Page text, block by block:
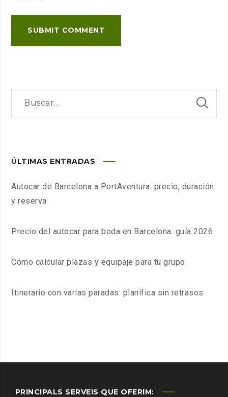
ÚLTIMAS ENTRADAS
Autocar de Barcelona a PortAventura: precio, duración
y reserva
Precio del autocar para boda en Barcelona: guía 2026
Cómo calcular plazas y equipaje para tu grupo
Itinerario con varias paradas: planifica sin retrasos
PRINCIPALS SERVEIS QUE OFERIM: